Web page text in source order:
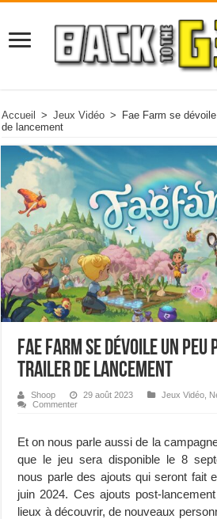
Accueil > Jeux Vidéo >
Fae Farm se
de lancement
Fae Farm se dévoile un peu
trailer de lancement
Shoop 29 août 2023 Jeux Vidéo
Commenter
Et on nous parle aussi de la
que le jeu sera disponible le 8
nous parle des ajouts qui seront fait
juin 2024. Ces ajouts post-
lieux à découvrir, de nouveaux